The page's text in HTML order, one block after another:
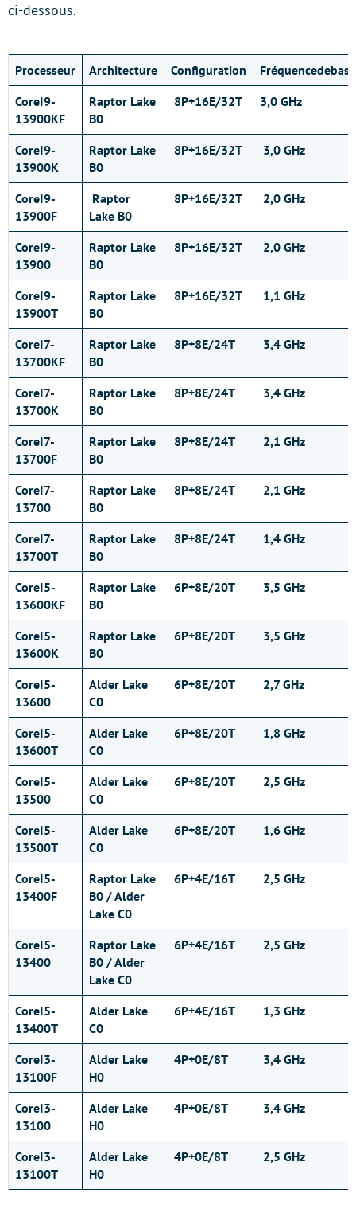
ci-dessous.
Processeur Architecture Configuration
Fréquencedebase
CoreI9-
13900KF
Raptor Lake
B0
8P+16E/32T 3,0 GHz
CoreI9-
13900K
Raptor Lake
B0
8P+16E/32T 3,0 GHz
CoreI9-
13900F
Raptor
Lake B0
8P+16E/32T 2,0 GHz
CoreI9-
13900
Raptor Lake
B0
8P+16E/32T 2,0 GHz
CoreI9-
13900T
Raptor Lake
B0
8P+16E/32T 1,1 GHz
CoreI7-
13700KF
Raptor Lake
B0
8P+8E/24T 3,4 GHz
CoreI7-
13700K
Raptor Lake
B0
8P+8E/24T 3,4 GHz
CoreI7-
13700F
Raptor Lake
B0
8P+8E/24T 2,1 GHz
CoreI7-
13700
Raptor Lake
B0
8P+8E/24T 2,1 GHz
CoreI7-
13700T
Raptor Lake
B0
8P+8E/24T 1,4 GHz
CoreI5-
13600KF
Raptor Lake
B0
6P+8E/20T 3,5 GHz
CoreI5-
13600K
Raptor Lake
B0
6P+8E/20T 3,5 GHz
CoreI5-
13600
Alder Lake
C0
6P+8E/20T 2,7 GHz
CoreI5-
13600T
Alder Lake
C0
6P+8E/20T 1,8 GHz
CoreI5-
13500
Alder Lake
C0
6P+8E/20T 2,5 GHz
CoreI5-
13500T
Alder Lake
C0
6P+8E/20T 1,6 GHz
CoreI5-
13400F
Raptor Lake
B0 / Alder
Lake C0
6P+4E/16T 2,5 GHz
CoreI5-
13400
Raptor Lake
B0 / Alder
Lake C0
6P+4E/16T 2,5 GHz
CoreI5-
13400T
Alder Lake
C0
6P+4E/16T 1,3 GHz
CoreI3-
13100F
Alder Lake
H0
4P+0E/8T 3,4 GHz
CoreI3-
13100
Alder Lake
H0
4P+0E/8T 3,4 GHz
CoreI3-
13100T
Alder Lake
H0
4P+0E/8T 2,5 GHz